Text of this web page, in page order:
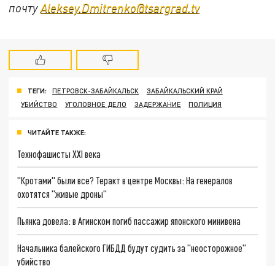
почтуAleksey.Dmitrenko@tsargrad.tv
ТЕГИ: ПЕТРОВСК-ЗАБАЙКАЛЬСК
ЗАБАЙКАЛЬСКИЙ КРАЙ
УБИЙСТВО
УГОЛОВНОЕ ДЕЛО ЗАДЕРЖАНИЕ ПОЛИЦИЯ
ЧИТАЙТЕ ТАКЖЕ:
Технофашисты XXI века
"Кротами" были все? Теракт в центре Москвы: На генералов
охотятся "живые дроны"
Пьянка довела: в Агинском погиб пассажир японского минивена
Начальника балейского ГИБДД будут судить за "неосторожное"
убийство